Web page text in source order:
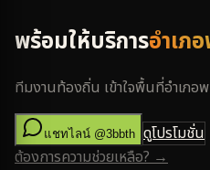
พร้อมให้บริการอำเภ
ทีมงานท้องถิ่น เข้าใจพื้นที่อำเภอ
แชทไลน์ @3bbth ดูโปรโมชั่น
ต้องการความช่วยเหลือ? →